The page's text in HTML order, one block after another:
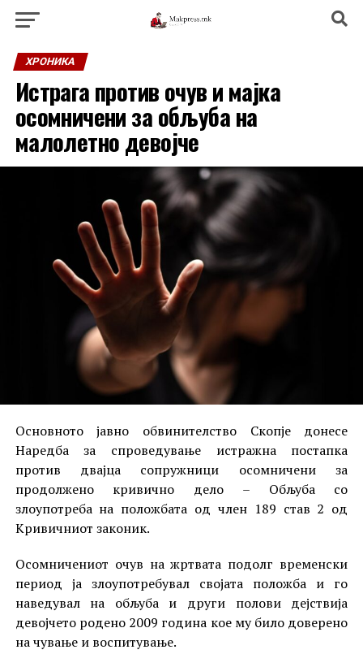
ХРОНИКА
Истрага против очув и мајка
осомничени за обљуба на
малолетно девојче
Основното јавно обвинителство Скопје донесе
Наредба за спроведување истражна постапка
против двајца сопружници осомничени за
продолжено кривично дело – Обљуба со
злоупотреба на положбата од член 189 став 2 од
Кривичниот законик.
Осомничениот очув на жртвата подолг временски
период ја злоупотребувал својата положба и го
наведувал на обљуба и други полови дејствија
девојчето родено 2009 година кое му било доверено
на чување и воспитување.